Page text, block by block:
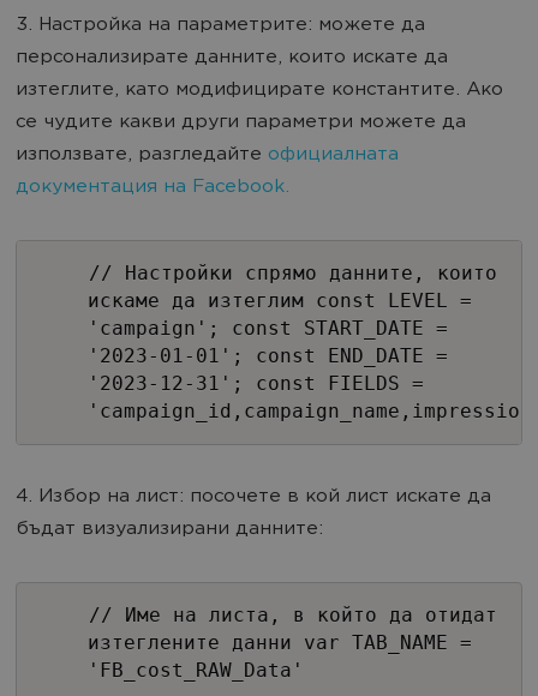
3. Настройка на параметрите: можете да
персонализирате данните, които искате да
изтеглите, като модифицирате константите. Ако
се чудите какви други параметри можете да
използвате, разгледайте официалната
документация на Facebook.
// Настройки спрямо данните, които
искаме да изтеглим const LEVEL =
'campaign'; const START_DATE =
'2023-01-01'; const END_DATE =
'2023-12-31'; const FIELDS =
4. Избор на лист: посочете в кой лист искате да
бъдат визуализирани данните:
// Име на листа, в който да отидат
изтеглените данни var TAB_NAME =
'FB_cost_RAW_Data'